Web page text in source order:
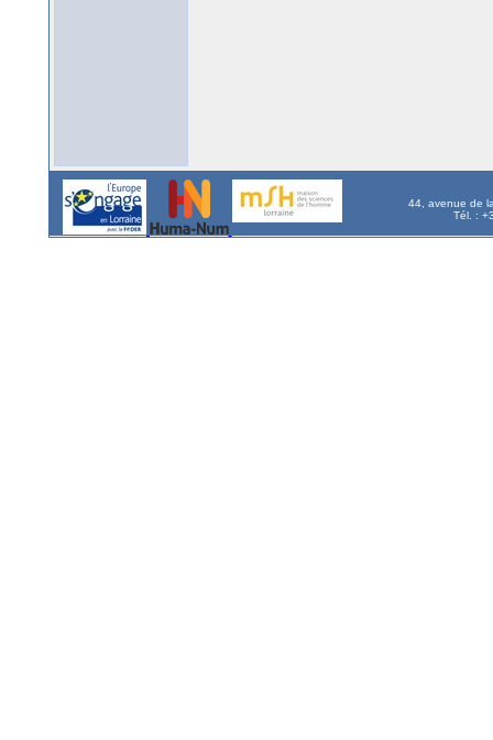
44, avenue de
Tél. :